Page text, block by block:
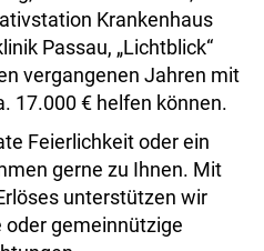
Krankenhaus
Passau, „Lichtblick“
vergangenen Jahren mit
17.000 € helfen können.
Feierlichkeit oder ein
gerne zu Ihnen. Mit
unterstützen wir
gemeinnützige